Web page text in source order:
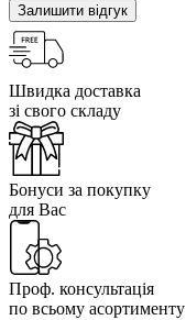
Залишити відгук
Швидка доставка
зі свого складу
Бонуси за покупку
для Вас
Проф. консультація
по всьому асортименту